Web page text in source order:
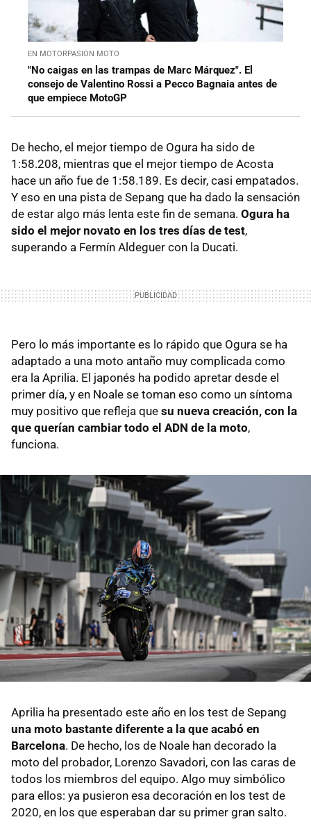
EN MOTORPASION MOTO
"No caigas en las trampas de Marc Márquez". El
consejo de Valentino Rossi a Pecco Bagnaia antes de
que empiece MotoGP
De hecho, el mejor tiempo de Ogura ha sido de
1:58.208, mientras que el mejor tiempo de Acosta
hace un año fue de 1:58.189. Es decir, casi empatados.
Y eso en una pista de Sepang que ha dado la sensación
de estar algo más lenta este fin de semana. Ogura ha
sido el mejor novato en los tres días de test,
superando a Fermín Aldeguer con la Ducati.
Pero lo más importante es lo rápido que Ogura se ha
adaptado a una moto antaño muy complicada como
era la Aprilia. El japonés ha podido apretar desde el
primer día, y en Noale se toman eso como un síntoma
muy positivo que refleja que su nueva creación, con la
que querían cambiar todo el ADN de la moto,
funciona.
Aprilia ha presentado este año en los test de Sepang
una moto bastante diferente a la que acabó en
Barcelona. De hecho, los de Noale han decorado la
moto del probador, Lorenzo Savadori, con las caras de
todos los miembros del equipo. Algo muy simbólico
para ellos: ya pusieron esa decoración en los test de
2020, en los que esperaban dar su primer gran salto.